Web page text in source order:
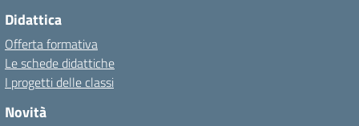
Didattica
Offerta formativa
Le schede didattiche
I progetti delle classi
Novità